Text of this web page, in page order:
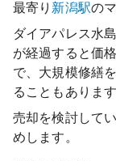
最寄り 新潟駅の
ダイアパレス水
が経過すると価
で、大規模修繕
ることもあります
売却を検討して
めします。